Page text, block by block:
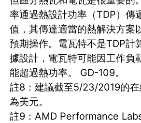
率通過熱設計功率（TDP）傳
值，其傳達適當的熱解決方案
預期操作。電瓦特不是TDP計
據設計，電瓦特可能因工作負
能超過熱功率。 GD-109。
註8：建議截至5/23/2019的
為美元。
註9：AMD Performance